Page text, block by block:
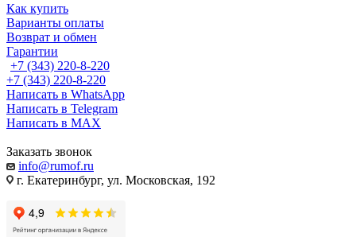
Как купить
Варианты оплаты
Возврат и обмен
Гарантии
+7 (343) 220-8-220
+7 (343) 220-8-220
Написать в WhatsApp
Написать в Telegram
Написать в MAX
Заказать звонок
info@rumof.ru
г. Екатеринбург, ул. Московская, 192